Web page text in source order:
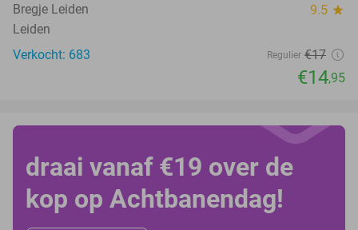
Bregje Leiden 9.5 star
Leiden
Verkocht: 683
Regulier €17
€14,95
draai vanaf €19 over de
kop op Achtbanendag!